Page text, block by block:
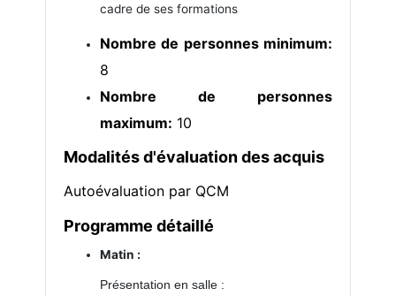
cadre de ses formations
Nombre de personnes minimum:
8
Nombre de personnes
maximum: 10
Modalités d'évaluation des acquis
Autoévaluation par QCM
Programme détaillé
Matin :
Présentation en salle :